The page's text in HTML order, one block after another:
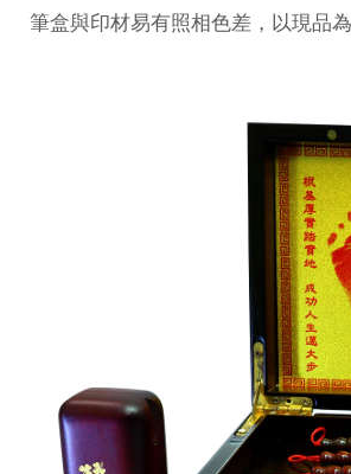
筆盒與印材易有照相色差，以現品為